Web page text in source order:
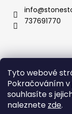
Tyto webové
Pokračováním
souhlasíte s
naleznete zde.
info@
737691770
Obchodní